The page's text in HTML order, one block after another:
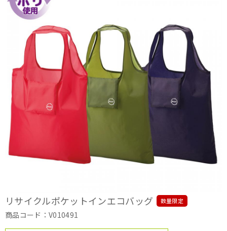
リサイクルポケットインエコバッグ 数量限定
商品コード：V010491